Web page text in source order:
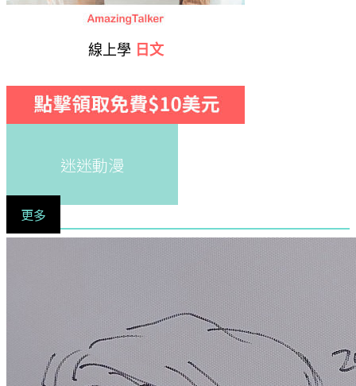
線上學 日文
迷迷動漫
更多